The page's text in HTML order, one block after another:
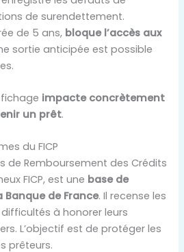
de surendettement.
de 5 ans, bloque l’accès aux
sortie anticipée est possible
impacte concrètement
un prêt.
du FICP
de Remboursement des Crédits
FICP, est une base de
Banque de France. Il recense les
à honorer leurs
L’objectif est de protéger les
prêteurs.